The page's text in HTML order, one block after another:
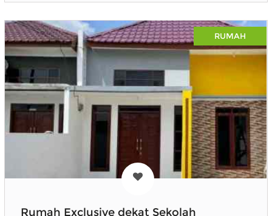
RUMAH
Rumah Exclusive dekat Sekolah